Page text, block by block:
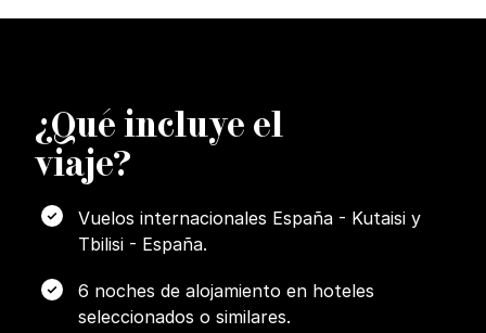
¿Qué incluye el
viaje?
Vuelos internacionales España - Kutaisi y
Tbilisi - España.
6 noches de alojamiento en hoteles
seleccionados o similares.